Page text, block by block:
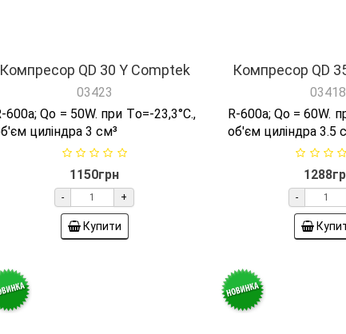
1150грн
Купити